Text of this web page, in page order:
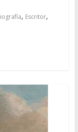
, Escritor,